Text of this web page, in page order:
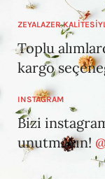
ZEYALAZER
Toplu
kargo
INSTAGRAM
Bizi
unutmayın!